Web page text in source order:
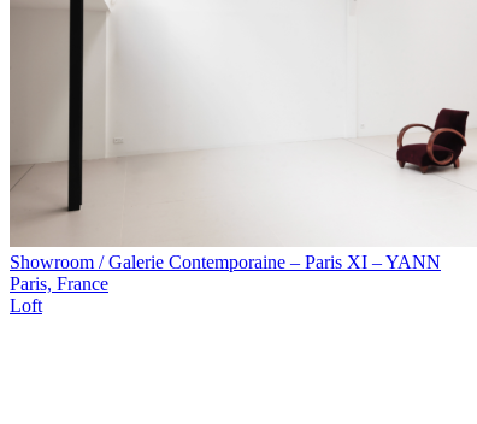
Showroom / Galerie Contemporaine – Paris XI – YANN
Paris, France
Loft